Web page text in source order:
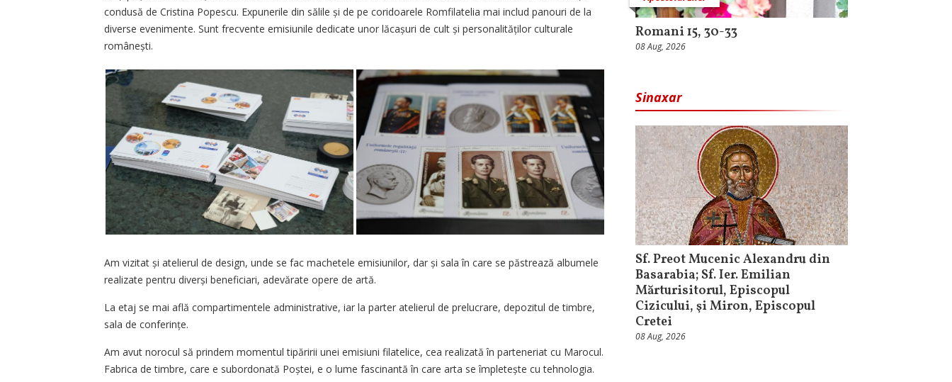
condusă de Cristina Popescu. Expunerile din sălile și de pe coridoarele Romfilatelia mai includ panouri de la
diverse evenimente. Sunt frecvente emisiunile dedicate unor lăcașuri de cult și personalităților culturale
românești.
Am vizitat și atelierul de design, unde se fac machetele emisiunilor, dar și sala în care se păstrează albumele
realizate pentru diverși beneficiari, adevărate opere de artă.
La etaj se mai află compartimentele administrative, iar la parter atelierul de prelucrare, depozitul de timbre,
sala de conferințe.
Am avut norocul să prindem momentul tipăririi unei emisiuni filatelice, cea realizată în parteneriat cu Marocul.
Fabrica de timbre, care e subordonată Poștei, e o lume fascinantă în care arta se împletește cu tehnologia.
Romani 15, 30-33
08 Aug, 2026
Sinaxar
Sf. Preot Mucenic Alexandru din
Basarabia; Sf. Ier. Emilian
Mărturisitorul, Episcopul
Cizicului, şi Miron, Episcopul
Cretei
08 Aug, 2026